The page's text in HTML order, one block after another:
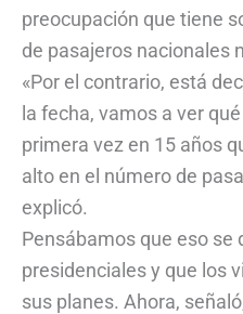
preocupación que tiene
de pasajeros nacionales
«Por el contrario, está
la fecha, vamos a ver
primera vez en 15 años
alto en el número de
explicó.
Pensábamos que eso se
presidenciales y que los
sus planes. Ahora,